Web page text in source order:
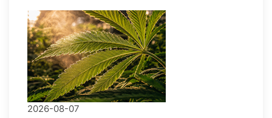
2026-08-07